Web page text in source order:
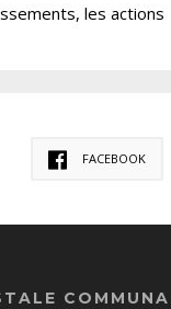
les actions
FACEBOOK